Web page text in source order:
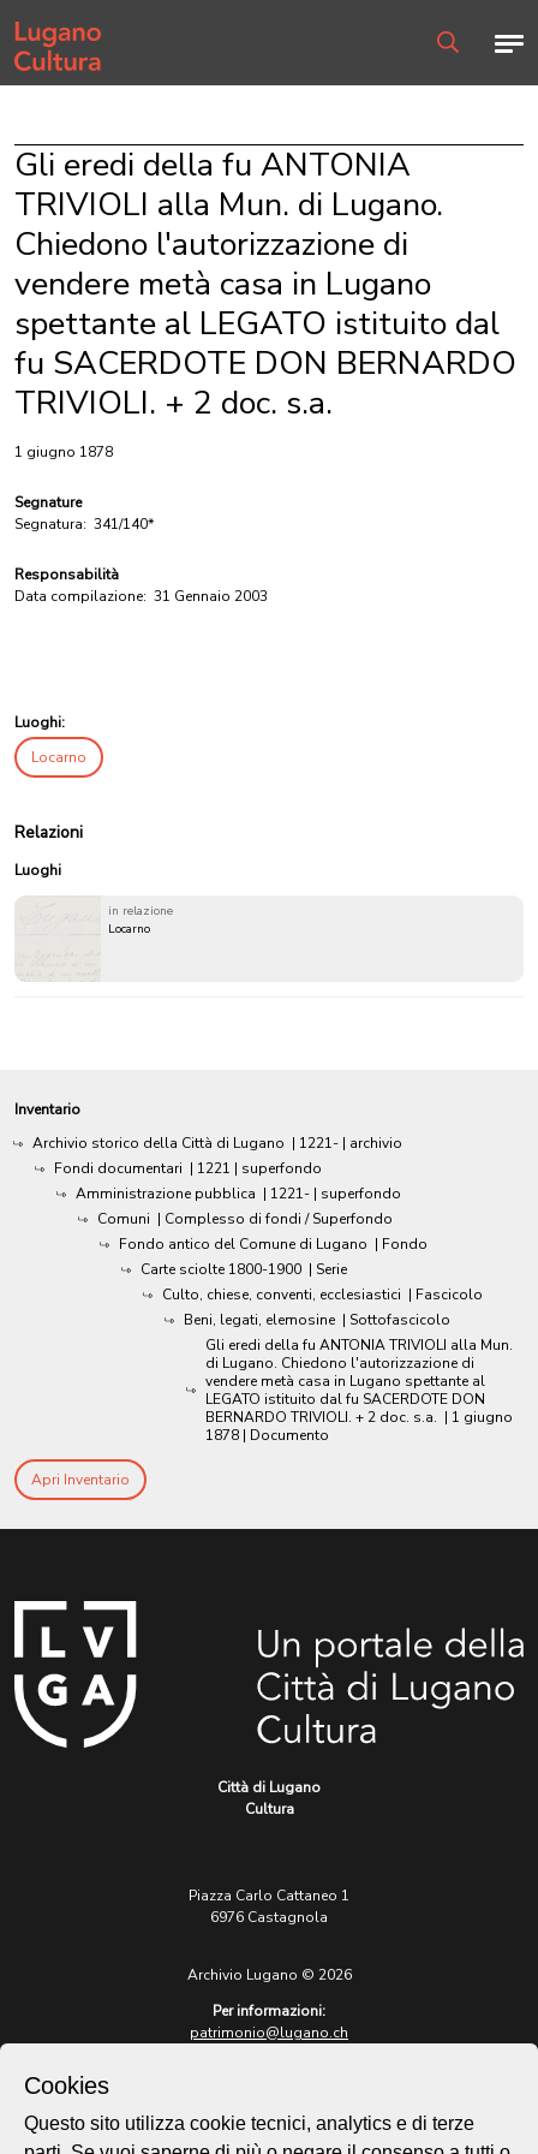
Home page
Gli eredi della fu ANTONIA
TRIVIOLI alla Mun. di Lugano.
Chiedono l'autorizzazione di
vendere metà casa in Lugano
spettante al LEGATO istituito dal
fu SACERDOTE DON BERNARDO
TRIVIOLI. + 2 doc. s.a.
1 giugno 1878
Segnature
Segnatura: 341/140*
Responsabilità
Data compilazione: 31 Gennaio 2003
Luoghi:
Locarno
Relazioni
Luoghi
in relazione
Locarno
Inventario
Archivio storico della Città di Lugano | 1221- | archivio
Fondi documentari | 1221 | superfondo
Amministrazione pubblica | 1221- | superfondo
Comuni | Complesso di fondi / Superfondo
Fondo antico del Comune di Lugano | Fondo
Carte sciolte 1800-1900 | Serie
Culto, chiese, conventi, ecclesiastici | Fascicolo
Beni, legati, elemosine | Sottofascicolo
Gli eredi della fu ANTONIA TRIVIOLI alla Mun.
di Lugano. Chiedono l'autorizzazione di
vendere metà casa in Lugano spettante al
LEGATO istituito dal fu SACERDOTE DON
BERNARDO TRIVIOLI. + 2 doc. s.a. | 1 giugno
1878 | Documento
Apri Inventario
Città di Lugano
Cultura
Piazza Carlo Cattaneo 1
6976 Castagnola
Archivio Lugano © 2026
Per informazioni:
patrimonio@lugano.ch
lugano.ch
Cookies
Questo sito utilizza cookie tecnici, analytics e di terze